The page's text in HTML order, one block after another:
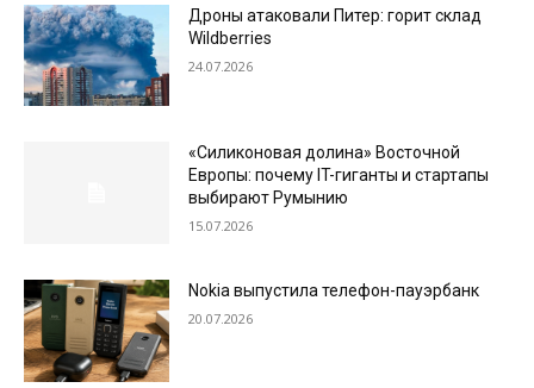
Дроны атаковали Питер: горит склад
Wildberries
24.07.2026
«Силиконовая долина» Восточной
Европы: почему IT-гиганты и стартапы
выбирают Румынию
15.07.2026
Nokia выпустила телефон-пауэрбанк
20.07.2026